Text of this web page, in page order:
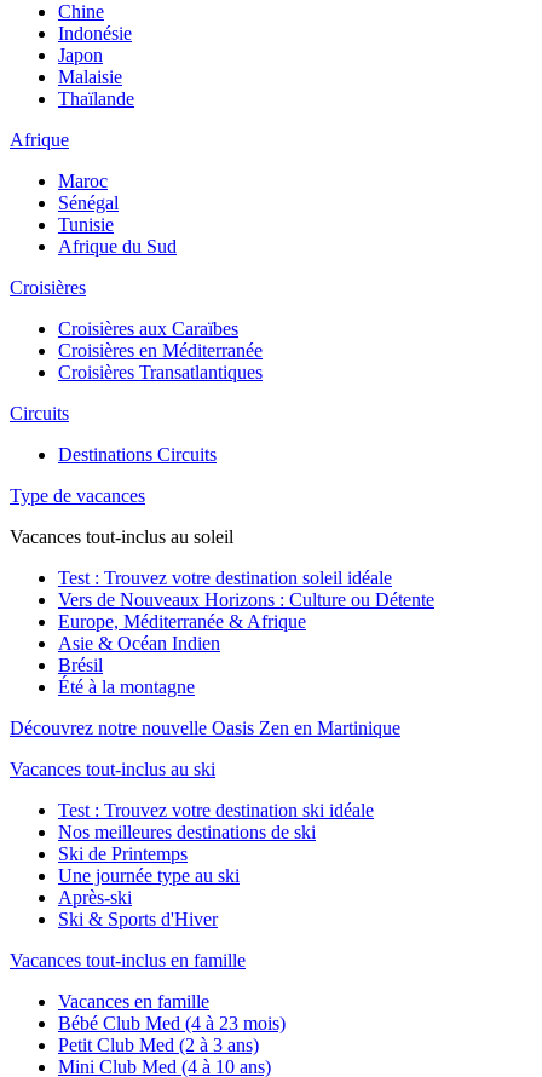
Chine
Indonésie
Japon
Malaisie
Thaïlande
Afrique
Maroc
Sénégal
Tunisie
Afrique du Sud
Croisières
Croisières aux Caraïbes
Croisières en Méditerranée
Croisières Transatlantiques
Circuits
Destinations Circuits
Type de vacances
Vacances tout-inclus au soleil
Test : Trouvez votre destination soleil idéale
Vers de Nouveaux Horizons : Culture ou Détente
Europe, Méditerranée & Afrique
Asie & Océan Indien
Brésil
Été à la montagne
Découvrez notre nouvelle Oasis Zen en Martinique
Vacances tout-inclus au ski
Test : Trouvez votre destination ski idéale
Nos meilleures destinations de ski
Ski de Printemps
Une journée type au ski
Après-ski
Ski & Sports d'Hiver
Vacances tout-inclus en famille
Vacances en famille
Bébé Club Med (4 à 23 mois)
Petit Club Med (2 à 3 ans)
Mini Club Med (4 à 10 ans)